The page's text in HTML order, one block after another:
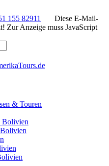
155 82911
Diese E-Mail-
Zur Anzeige muss JavaScript
& Touren
Bolivien